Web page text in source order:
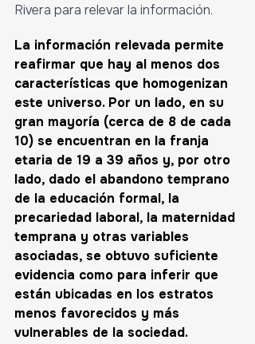
Rivera para relevar la información.
La información relevada permite
reafirmar que hay al menos dos
características que homogenizan
este universo. Por un lado, en su
gran mayoría (cerca de 8 de cada
10) se encuentran en la franja
etaria de 19 a 39 años y, por otro
lado, dado el abandono temprano
de la educación formal, la
precariedad laboral, la maternidad
temprana y otras variables
asociadas, se obtuvo suficiente
evidencia como para inferir que
están ubicadas en los estratos
menos favorecidos y más
vulnerables de la sociedad.